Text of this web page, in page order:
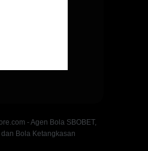
- Agen Bola SBOBET,
Bola Ketangkasan